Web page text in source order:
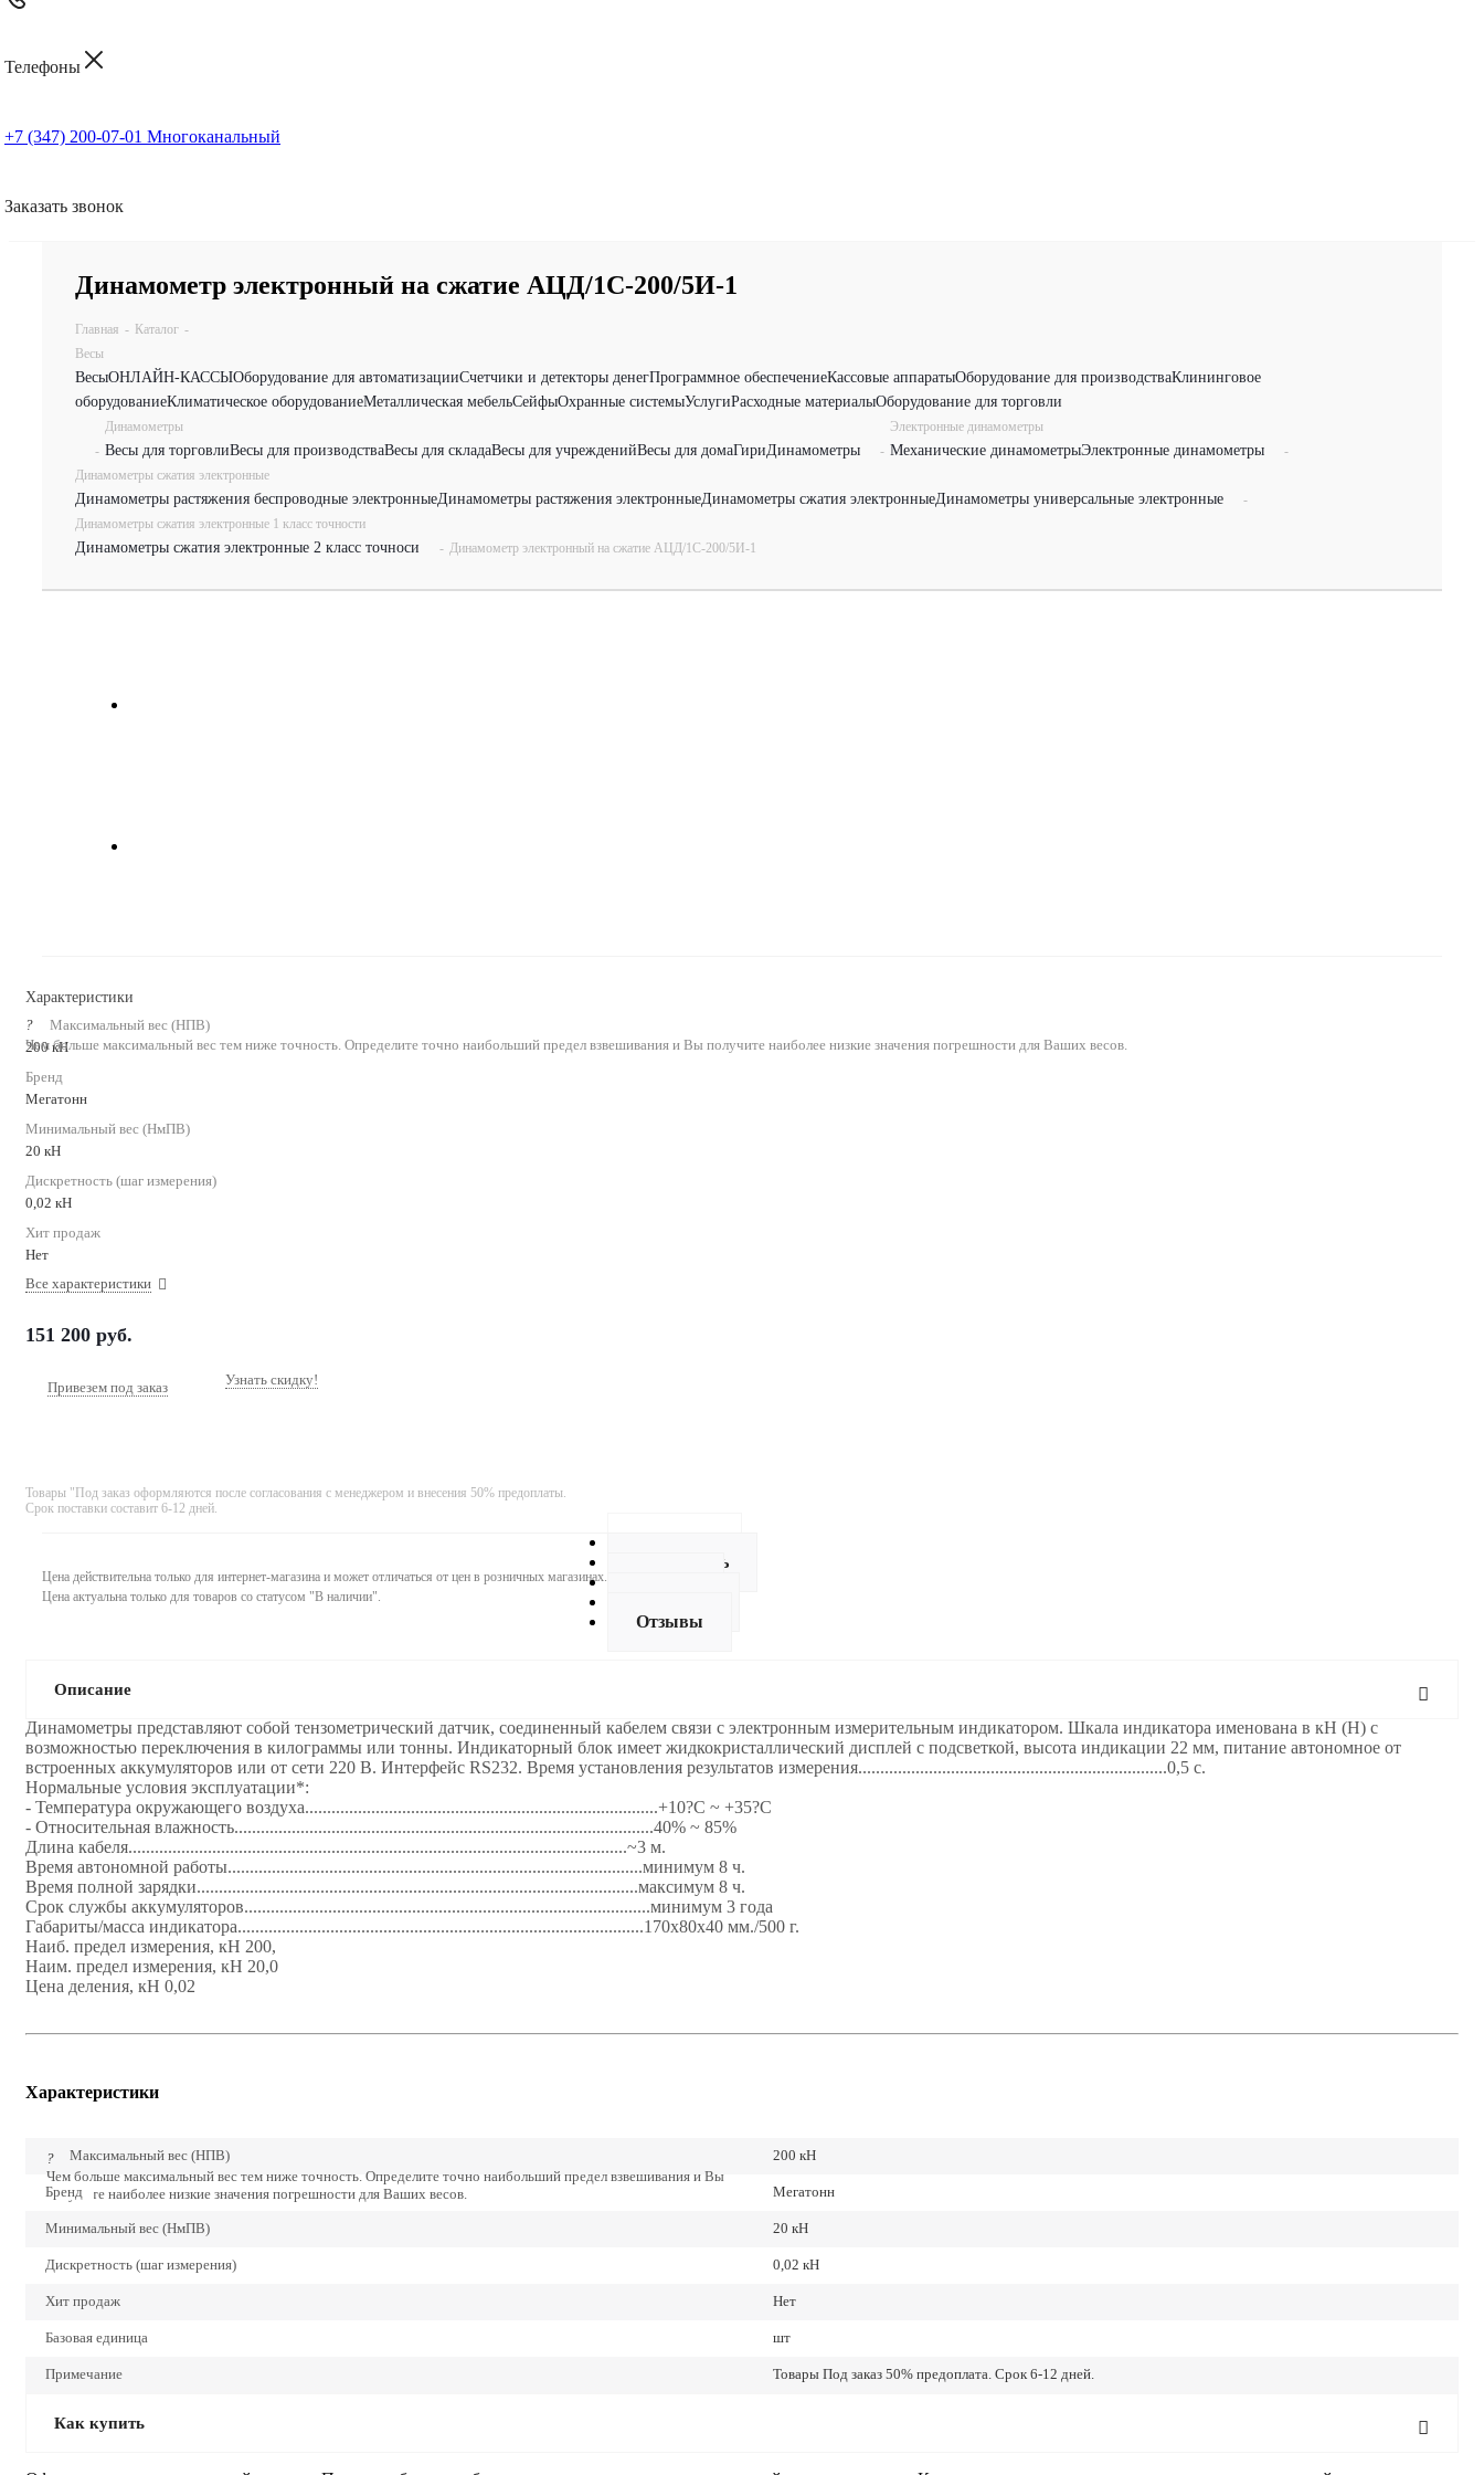
Телефоны
+7 (347) 200-07-01 Многоканальный
Заказать звонок
Динамометр электронный на сжатие АЦД/1С-200/5И-1
Главная - Каталог -
Весы
ВесыОНЛАЙН-КАССЫОборудование для автоматизацииСчетчики и детекторы денегПрограммное обеспечениеКассовые аппаратыОборудование для производстваКлининговое
оборудованиеКлиматическое оборудованиеМеталлическая мебельСейфыОхранные системыУслугиРасходные материалыОборудование для торговли
-
Динамометры
Весы для торговлиВесы для производстваВесы для складаВесы для учрежденийВесы для домаГириДинамометры -
Электронные динамометры
Механические динамометрыЭлектронные динамометры
-
Динамометры сжатия электронные
Динамометры растяжения беспроводные электронныеДинамометры растяжения электронныеДинамометры сжатия электронныеДинамометры универсальные электронные
-
Динамометры сжатия электронные 1 класс точности
Динамометры сжатия электронные 2 класс точноси - Динамометр электронный на сжатие АЦД/1С-200/5И-1
Характеристики
?
Чем больше максимальный вес тем ниже точность. Определите точно наибольший предел взвешивания и Вы получите наиболее низкие значения погрешности для Ваших весов.
Максимальный вес (НПВ)
200 кН
Бренд
Мегатонн
Минимальный вес (НмПВ)
20 кН
Дискретность (шаг измерения)
0,02 кН
Хит продаж
Нет
Все характеристики
151 200 руб.
Привезем под заказ Узнать скидку!
Товары "Под заказ оформляются после согласования с менеджером и внесения 50% предоплаты.
Срок поставки составит 6-12 дней.
Цена действительна только для интернет-магазина и может отличаться от цен в розничных магазинах.
Цена актуальна только для товаров со статусом "В наличии".
Как купить
Отзывы
Описание
Динамoметры представляют собой тензометрический датчик, соединенный кабелем связи с электронным измерительным индикатором. Шкала индикатора именована в кН (Н) с
возможностью переключения в килограммы или тонны. Индикаторный блок имеет жидкокристаллический дисплей с подсветкой, высота индикации 22 мм, питание автономное от
встроенных аккумуляторов или от сети 220 В. Интерфейс RS232. Время установления результатов измерения......................................................................0,5 с.
Нормальные условия эксплуатации*:
- Температура окружающего воздуха................................................................................+10?С ~ +35?С
- Относительная влажность...............................................................................................40% ~ 85%
Длина кабеля.................................................................................................................~3 м.
Время автономной работы..............................................................................................минимум 8 ч.
Время полной зарядки....................................................................................................максимум 8 ч.
Срок службы аккумуляторов............................................................................................минимум 3 года
Габариты/масса индикатора............................................................................................170х80х40 мм./500 г.
Наиб. предел измерения, кН 200,
Наим. предел измерения, кН 20,0
Цена деления, кН 0,02
Характеристики
?
Чем больше максимальный вес тем ниже точность. Определите точно наибольший предел взвешивания и Вы
получите наиболее низкие значения погрешности для Ваших весов.
Максимальный вес (НПВ) 200 кН
Бренд Мегатонн
Минимальный вес (НмПВ) 20 кН
Дискретность (шаг измерения) 0,02 кН
Хит продаж Нет
Базовая единица шт
Примечание Товары Под заказ 50% предоплата. Срок 6-12 дней.
Как купить